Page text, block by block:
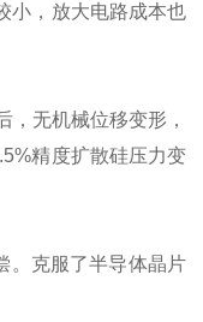
小，放大电路成本也
无机械位移变形，
精度扩散硅压力变
。克服了半导体晶片